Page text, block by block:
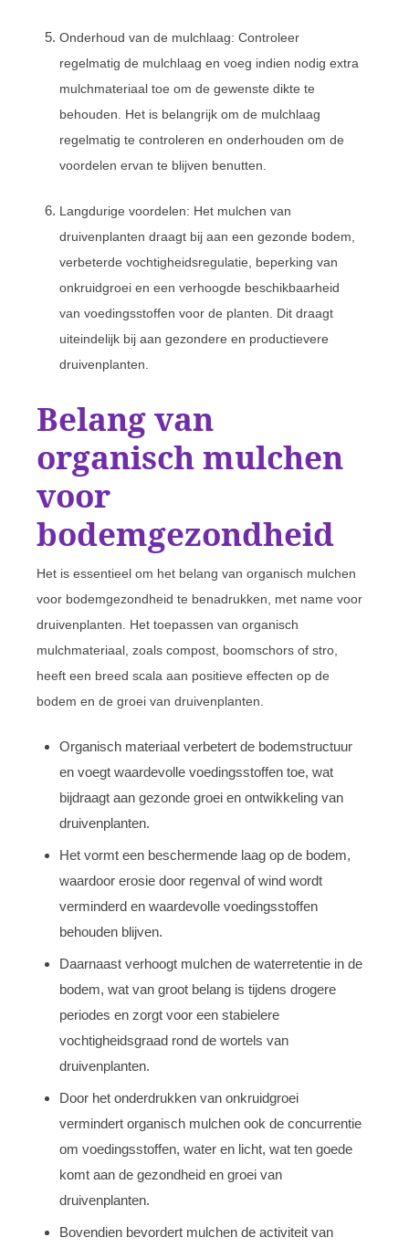
Onderhoud van de mulchlaag: Controleer
regelmatig de mulchlaag en voeg indien nodig extra
mulchmateriaal toe om de gewenste dikte te
behouden. Het is belangrijk om de mulchlaag
regelmatig te controleren en onderhouden om de
voordelen ervan te blijven benutten.
Langdurige voordelen: Het mulchen van
druivenplanten draagt bij aan een gezonde bodem,
verbeterde vochtigheidsregulatie, beperking van
onkruidgroei en een verhoogde beschikbaarheid
van voedingsstoffen voor de planten. Dit draagt
uiteindelijk bij aan gezondere en productievere
druivenplanten.
Belang van
organisch mulchen
voor
bodemgezondheid
Het is essentieel om het belang van organisch mulchen
voor bodemgezondheid te benadrukken, met name voor
druivenplanten. Het toepassen van organisch
mulchmateriaal, zoals compost, boomschors of stro,
heeft een breed scala aan positieve effecten op de
bodem en de groei van druivenplanten.
Organisch materiaal verbetert de bodemstructuur
en voegt waardevolle voedingsstoffen toe, wat
bijdraagt aan gezonde groei en ontwikkeling van
druivenplanten.
Het vormt een beschermende laag op de bodem,
waardoor erosie door regenval of wind wordt
verminderd en waardevolle voedingsstoffen
behouden blijven.
Daarnaast verhoogt mulchen de waterretentie in de
bodem, wat van groot belang is tijdens drogere
periodes en zorgt voor een stabielere
vochtigheidsgraad rond de wortels van
druivenplanten.
Door het onderdrukken van onkruidgroei
vermindert organisch mulchen ook de concurrentie
om voedingsstoffen, water en licht, wat ten goede
komt aan de gezondheid en groei van
druivenplanten.
Bovendien bevordert mulchen de activiteit van